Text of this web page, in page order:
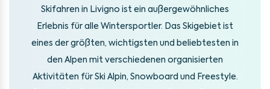
Skifahren in Livigno ist ein außergewöhnliches
Erlebnis für alle Wintersportler. Das Skigebiet ist
eines der größten, wichtigsten und beliebtesten in
den Alpen mit verschiedenen organisierten
Aktivitäten für Ski Alpin, Snowboard und Freestyle.